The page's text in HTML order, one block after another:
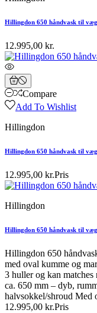
Hillingdon 650 håndvask til væg
12.995,00 kr.
Compare
Add To Wishlist
Hillingdon
Hillingdon 650 håndvask til væg
12.995,00 kr.Pris
Hillingdon
Hillingdon 650 håndvask til væg
Hillingdon 650
med oval kumme og
3 huller og kan
ca. 650 mm – dyb,
halvsokkel/shroud Med
12.995,00 kr.Pris